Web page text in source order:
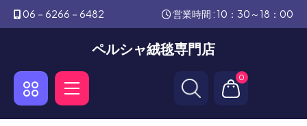
06－6266－6482 営業時間 : 10：30～18：00
ペルシャ絨毯専門店
0